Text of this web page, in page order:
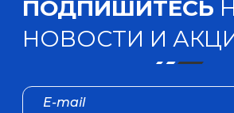
ПОДПИШИТЕСЬ
НОВОСТИ И